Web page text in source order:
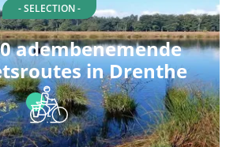
- SELECTION -
adembenemende
in Drenthe